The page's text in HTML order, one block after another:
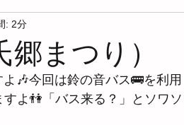
まつり）
: 2分
🎶今回は鈴の音バス🚌を利用
よ👫「バス来る？」とソワ